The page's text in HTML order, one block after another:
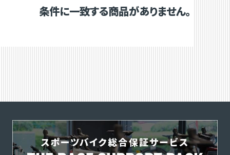
条件に一致する商品がありません。